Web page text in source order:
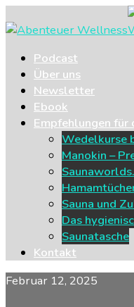
Podcast
Über uns
Newsletter
Ebook
Empfehlungen für
Wedelkurse
Manokin –
Sauna und
Das
Saunatasche
Kontakt
Februar 12, 2025